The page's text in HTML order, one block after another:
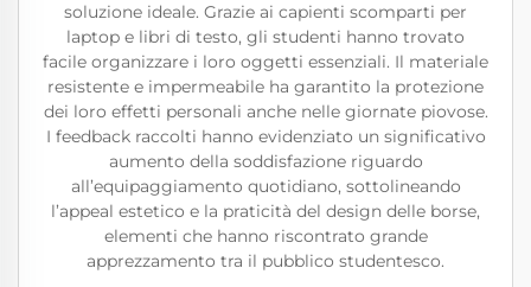
soluzione ideale. Grazie ai capienti scomparti per
laptop e libri di testo, gli studenti hanno trovato
facile organizzare i loro oggetti essenziali. Il materiale
resistente e impermeabile ha garantito la protezione
dei loro effetti personali anche nelle giornate piovose.
I feedback raccolti hanno evidenziato un significativo
aumento della soddisfazione riguardo
all’equipaggiamento quotidiano, sottolineando
l’appeal estetico e la praticità del design delle borse,
elementi che hanno riscontrato grande
apprezzamento tra il pubblico studentesco.